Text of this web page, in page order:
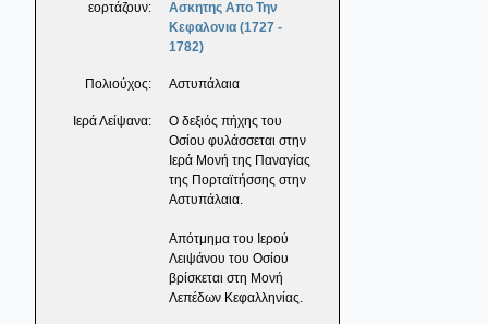
εορτάζουν:
Ασκητης Απο Την
Κεφαλονια (1727 -
1782)
Πολιούχος: Αστυπάλαια
Ιερά Λείψανα:
Ο δεξιός πήχης του
Οσίου φυλάσσεται στην
Ιερά Μονή της Παναγίας
της Πορταϊτήσσης στην
Αστυπάλαια.
Απότμημα του Ιερού
Λειψάνου του Οσίου
βρίσκεται στη Μονή
Λεπέδων Κεφαλληνίας.